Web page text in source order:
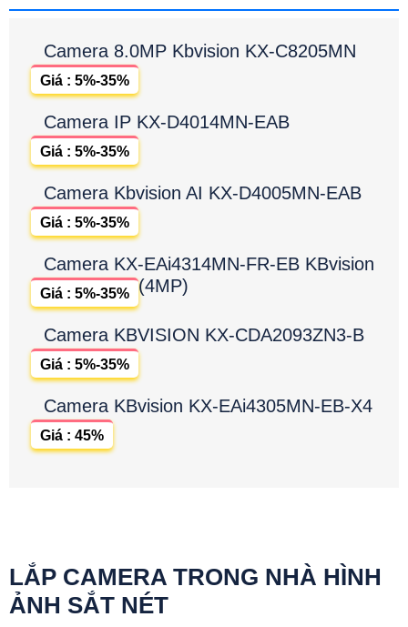
Camera 8.0MP Kbvision KX-C8205MN
Giá : 5%-35%
Camera IP KX-D4014MN-EAB
Giá : 5%-35%
Camera Kbvision AI KX-D4005MN-EAB
Giá : 5%-35%
Camera KX-EAi4314MN-FR-EB KBvision
(4MP)
Giá : 5%-35%
Camera KBVISION KX-CDA2093ZN3-B
Giá : 5%-35%
Camera KBvision KX-EAi4305MN-EB-X4
Giá : 45%
LẮP CAMERA TRONG NHÀ HÌNH
ẢNH SẮT NÉT